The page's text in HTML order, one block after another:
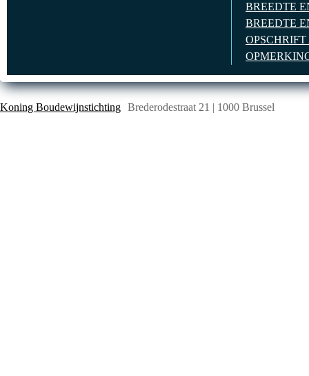
BREEDTE
BREEDTE
Koning Boudewijnstichting Brederodestraat 21 | 1000 Brussel